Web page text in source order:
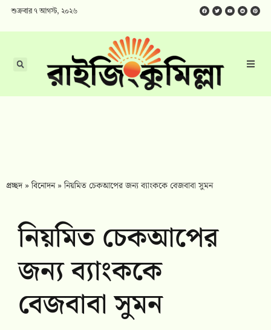
শুক্রবার ৭ আগস্ট, ২০২৬
প্রচ্ছদ»বিনোদন»নিয়মিত চেকআপের জন্য ব্যাংককে বেজবাবা সুমন
নিয়মিত চেকআপের
জন্য ব্যাংককে
বেজবাবা সুমন